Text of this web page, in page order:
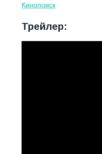
Кинопоиск
Трейлер: